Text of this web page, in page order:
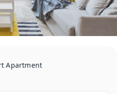
Apartment